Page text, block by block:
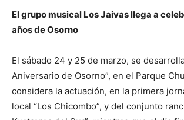
El grupo musical Los Jaivas llega a
años de Osorno
El sábado 24 y 25 de marzo, se
Aniversario de Osorno”, en el Parque
considera la actuación, en la primera
local “Los Chicombo”, y del conjunto